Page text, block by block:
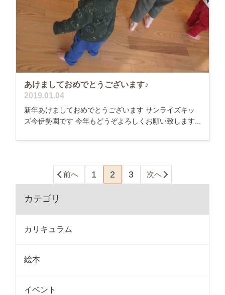
あけましておめでとうございます♪
2019.01.04
新年あけましておめでとうございます サンライズキッ
ズ今伊勢園です 今年もどうぞよろしくお願い致します...
前へ 1 2 3 次へ
カテゴリ
カリキュラム
絵本
イベント